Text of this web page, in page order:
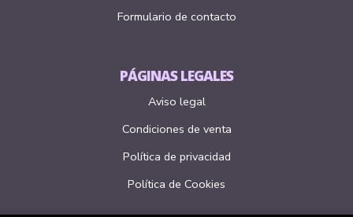
Formulario de contacto
PÁGINAS LEGALES
Aviso legal
Condiciones de venta
Política de privacidad
Política de Cookies